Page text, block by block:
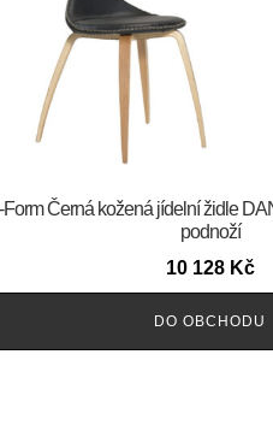
Form Černá kožená jídelní židle
podnoží
10 128 Kč
DO OBCHODU